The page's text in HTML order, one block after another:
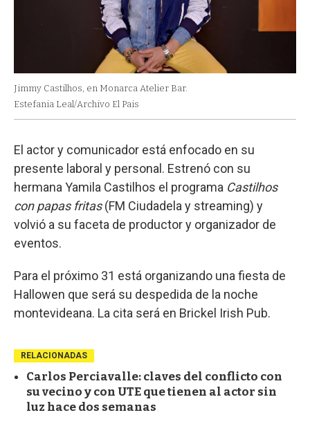
Jimmy Castilhos, en Monarca Atelier Bar.
Estefania Leal/Archivo El Pais
El actor y comunicador está enfocado en su
presente laboral y personal. Estrenó con su
hermana Yamila Castilhos el programa Castilhos
con papas fritas(FM Ciudadela y streaming) y
volvió a su faceta de productor y organizador de
eventos.
Para el próximo 31 está organizando una fiesta de
Hallowen que será su despedida de la noche
montevideana. La cita será en Brickel Irish Pub.
RELACIONADAS
Carlos Perciavalle: claves del conflicto con
su vecino y con UTE que tienen al actor sin
luz hace dos semanas